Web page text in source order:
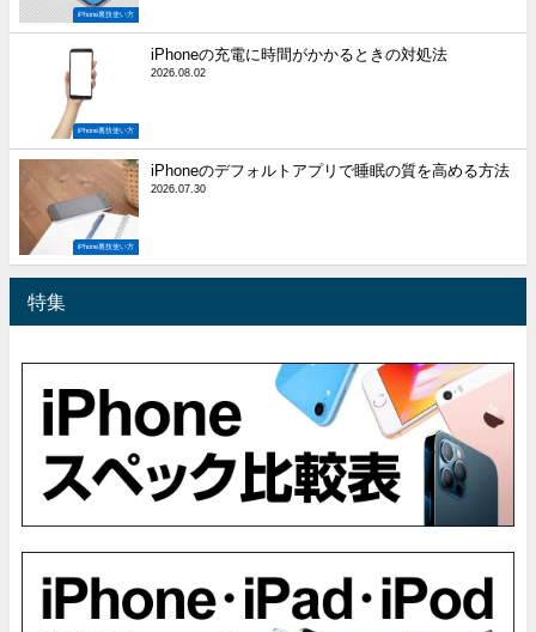
iPhone裏技使い方
iPhone裏技使い方
iPhoneの充電に時間がかかるときの対処法
2026.08.02
iPhone裏技使い方
iPhoneのデフォルトアプリで睡眠の質を高める方法
2026.07.30
特集